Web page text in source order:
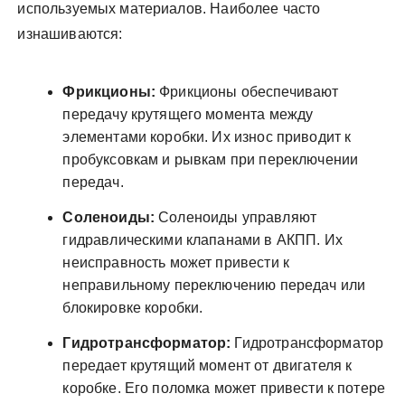
используемых материалов. Наиболее часто
изнашиваются:
Фрикционы: Фрикционы обеспечивают
передачу крутящего момента между
элементами коробки. Их износ приводит к
пробуксовкам и рывкам при переключении
передач.
Соленоиды: Соленоиды управляют
гидравлическими клапанами в АКПП. Их
неисправность может привести к
неправильному переключению передач или
блокировке коробки.
Гидротрансформатор: Гидротрансформатор
передает крутящий момент от двигателя к
коробке. Его поломка может привести к потере